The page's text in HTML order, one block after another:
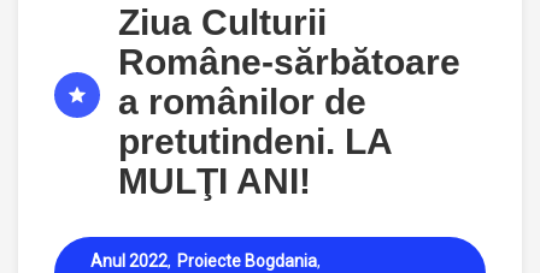
Ziua Culturii
Române-sărbătoare
a românilor de
pretutindeni. LA
MULŢI ANI!
Anul 2022
Proiecte Bogdania